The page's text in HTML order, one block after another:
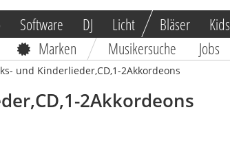
Software DJ Licht Bläser Kids
Marken Musikersuche Jobs
und Kinderlieder,CD,1-2Akkordeons
2Akkordeons